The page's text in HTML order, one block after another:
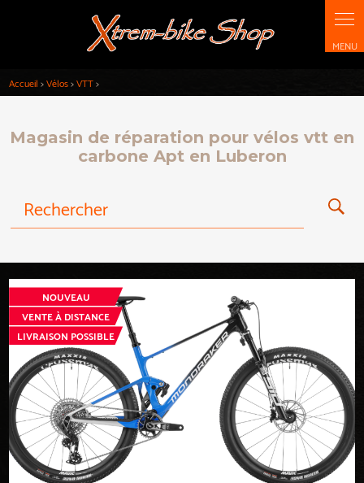
Accueil>Vélos>VTT>
Magasin de réparation pour vélos vtt en
carbone Apt en Luberon
Rechercher
NOUVEAU
VENTE À DISTANCE
LIVRAISON POSSIBLE